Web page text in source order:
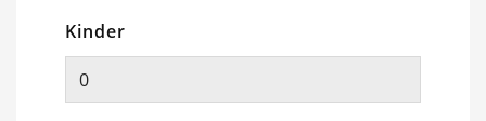
Kinder